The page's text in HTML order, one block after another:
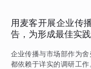
用麦客开展企业传
告，为形成最佳实
企业传播与市场部作为
都依赖于详实的调研工